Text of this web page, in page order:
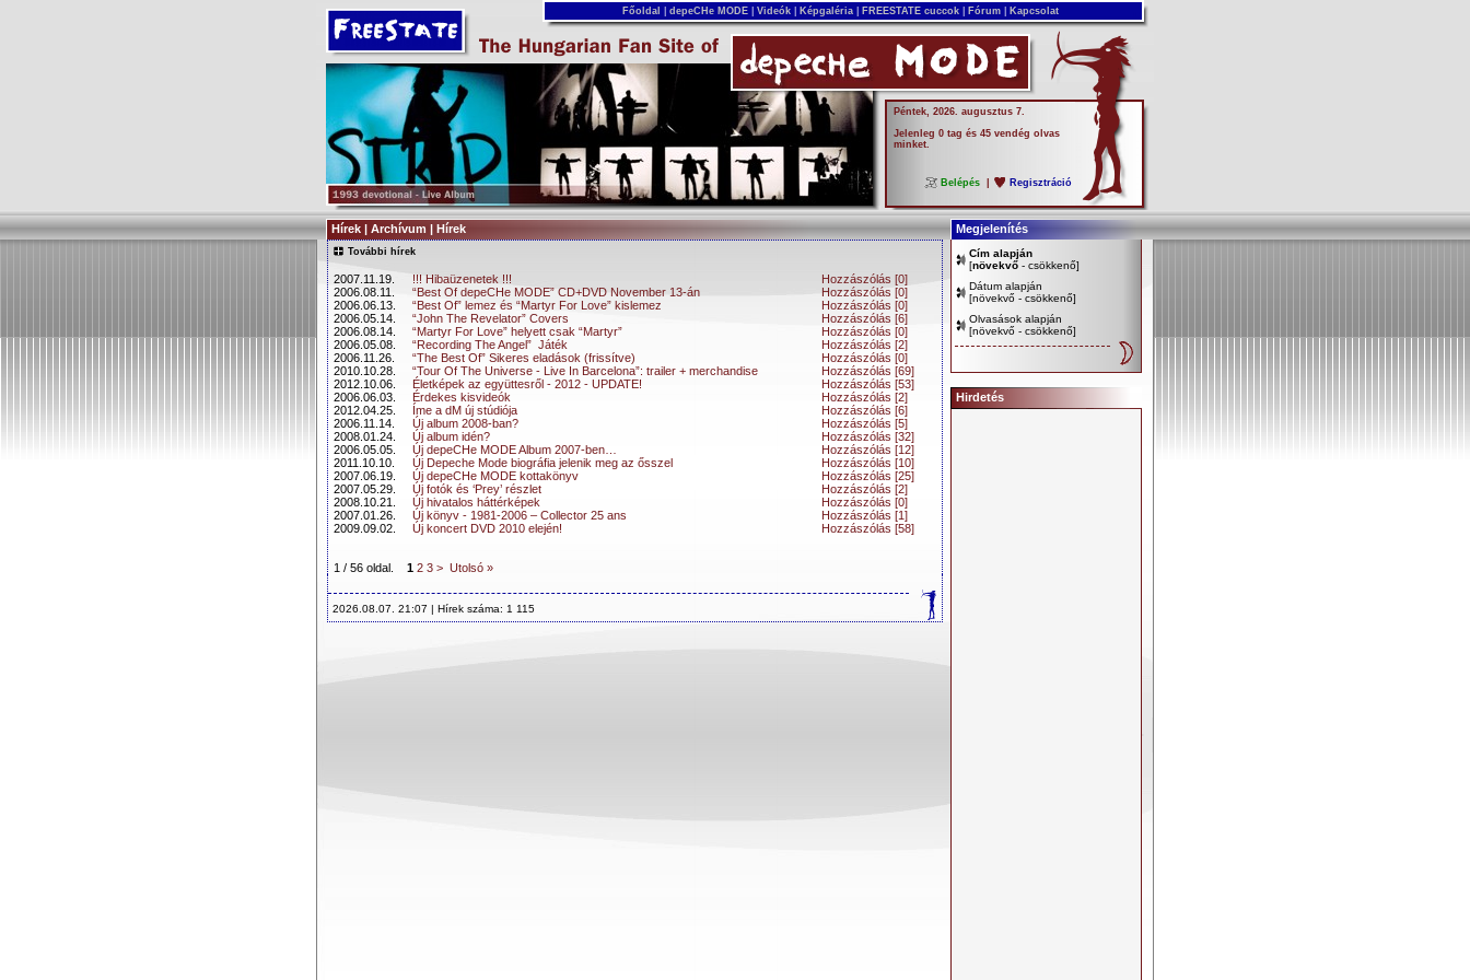
Főoldal depeCHe MODE Videók Képgaléria FREESTATE cuccok Fórum Kapcsolat
Péntek, 2026. augusztus 7.
Jelenleg 0 tag és 45 vendég olvas
minket.
Belépés Regisztráció
Hírek | Archívum | Hírek Megjelenítés
További hírek
2007.11.19. !!! Hibaüzenetek !!!
Hozzászólás [0]
2006.08.11.
“Best Of depeCHe MODE” CD+DVD November 13-án
Hozzászólás [0]
2006.06.13.
“Best Of” lemez és “Martyr For Love” kislemez
Hozzászólás [0]
2006.05.14.
“John The Revelator” Covers
Hozzászólás [6]
2006.08.14.
“Martyr For Love” helyett csak “Martyr”
Hozzászólás [0]
2006.05.08.
“Recording The Angel” Játék
Hozzászólás [2]
2006.11.26.
“The Best Of” Sikeres eladások (frissítve)
Hozzászólás [0]
2010.10.28.
“Tour Of The Universe - Live In Barcelona”: trailer + merchandise
Hozzászólás [69]
2012.10.06.
Életképek az együttesről - 2012 - UPDATE!
Hozzászólás [53]
2006.06.03.
Érdekes kisvideók
Hozzászólás [2]
2012.04.25.
Íme a dM új stúdiója
Hozzászólás [6]
2006.11.14.
Új album 2008-ban?
Hozzászólás [5]
2008.01.24.
Új album idén?
Hozzászólás [32]
2006.05.05.
Új depeCHe MODE Album 2007-ben…
Hozzászólás [12]
2011.10.10.
Új Depeche Mode biográfia jelenik meg az ősszel
Hozzászólás [10]
2007.06.19.
Új depeCHe MODE kottakönyv
Hozzászólás [25]
2007.05.29.
Új fotók és ‘Prey’ részlet
Hozzászólás [2]
2008.10.21.
Új hivatalos háttérképek
Hozzászólás [0]
2007.01.26.
Új könyv - 1981-2006 – Collector 25 ans
Hozzászólás [1]
2009.09.02.
Új koncert DVD 2010 elején! Hozzászólás [58]
1 / 56 oldal. 1 2 3 > Utolsó »
2026.08.07. 21:07 | Hírek száma: 1 115
Cím alapján
[növekvő - csökkenő]
Dátum alapján
[növekvő - csökkenő]
Olvasások alapján
[növekvő - csökkenő]
Hirdetés